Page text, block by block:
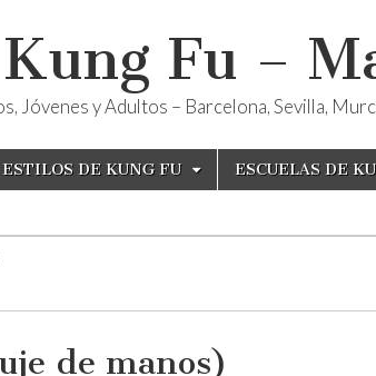
Fu –
Jóvenes y Adultos – Barcelona, Sevilla,
ESTILOS DE KUNG FU ESCUELAS DE
de manos)